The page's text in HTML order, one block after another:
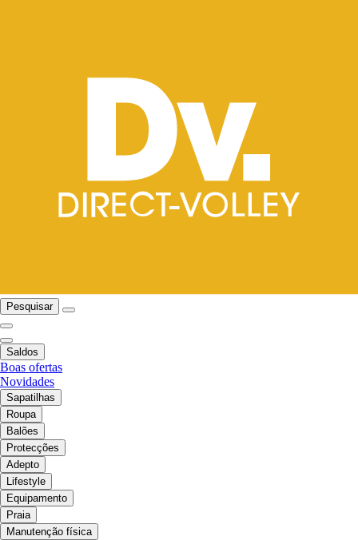
Pesquisar
Saldos
Boas ofertas
Novidades
Sapatilhas
Roupa
Balões
Protecções
Adepto
Lifestyle
Equipamento
Praia
Manutenção física